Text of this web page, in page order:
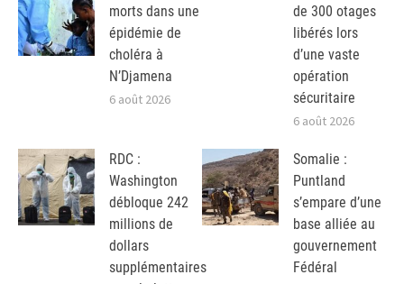
morts dans une
épidémie de
choléra à
N’Djamena
6 août 2026
de 300 otages
libérés lors
d’une vaste
opération
sécuritaire
6 août 2026
RDC :
Washington
débloque 242
millions de
dollars
supplémentaires
Somalie :
Puntland
s’empare d’une
base alliée au
gouvernement
Fédéral